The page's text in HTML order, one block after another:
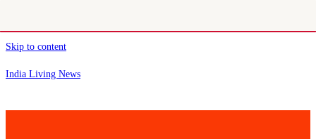
Skip to content
India Living News